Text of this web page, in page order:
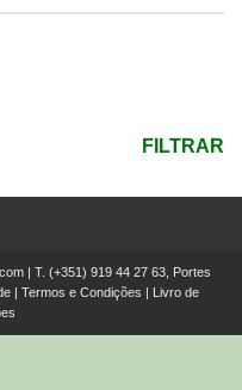
FILTRAR
| T. (+351) 919 44 27 63, Portes
| Termos e Condições
Livro de